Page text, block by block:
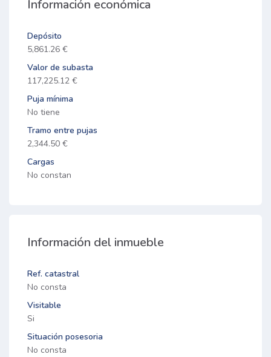
Información económica
Depósito
5,861.26 €
Valor de subasta
117,225.12 €
Puja mínima
No tiene
Tramo entre pujas
2,344.50 €
Cargas
No constan
Información del inmueble
Ref. catastral
No consta
Visitable
Si
Situación posesoria
No consta